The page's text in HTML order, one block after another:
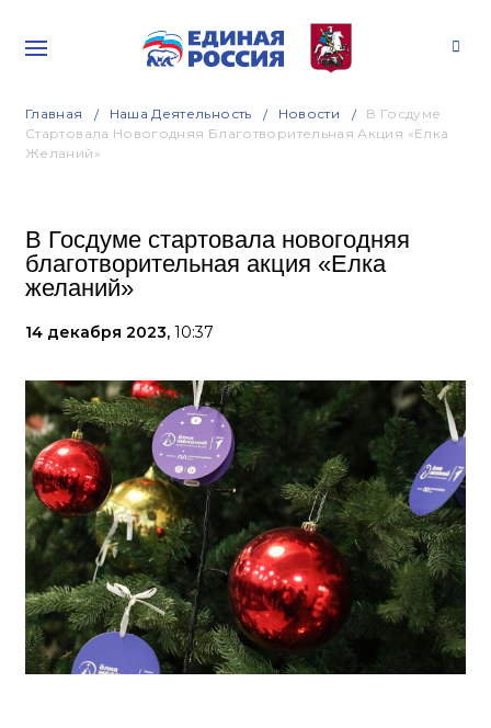
Главная Наша Деятельность Новости
В Госдуме
Стартовала Новогодняя Благотворительная Акция «Елка
Желаний»
В Госдуме стартовала новогодняя
благотворительная акция «Елка
желаний»
14 декабря 2023, 10:37